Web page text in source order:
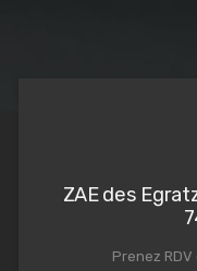
ZAE des
Prenez